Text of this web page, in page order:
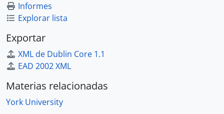
Informes
Explorar lista
Exportar
XML de Dublin Core 1.1
EAD 2002 XML
Materias relacionadas
York University